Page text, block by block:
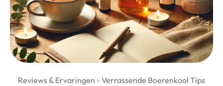
Health & Beauty
Huis & Tuin
Nieuws & Media
Over Valerie
Reviews & Ervaringen Verrassende Boerenkool Tips